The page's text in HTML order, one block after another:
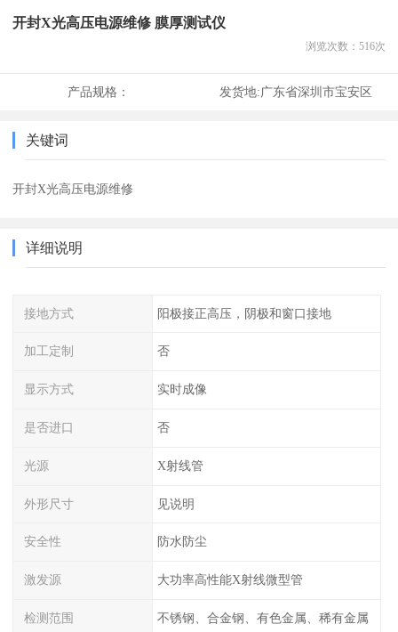
开封X光高压电源维修 膜厚测试仪
浏览次数： 516次
产品规格： 发货地:广东省深圳市宝安区
关键词
开封X光高压电源维修
详细说明
接地方式 阳极接正高压，阴极和窗口接地
加工定制 否
显示方式 实时成像
是否进口 否
光源 X射线管
外形尺寸 见说明
安全性 防水防尘
激发源 大功率高性能X射线微型管
检测范围 不锈钢、合金钢、有色金属、稀有金属